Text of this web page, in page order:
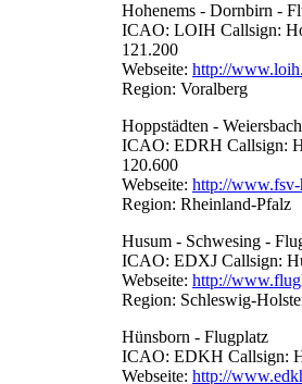
Hohenems - Dornbirn -
ICAO: LOIH Callsign:
121.200
Webseite: http://
Region: Voralberg
Hoppstädten -
ICAO: EDRH Callsign:
120.600
Webseite: http://
Region: Rheinland-Pfalz
Husum - Schwesing -
ICAO: EDXJ Callsign:
Webseite: http://
Region: Schleswig-
Hünsborn - Flugplatz
ICAO: EDKH Callsign:
Webseite: http://